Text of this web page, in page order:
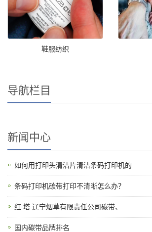
鞋服纺织
导航栏目
新闻中心
如何用打印头清洁片清洁条码打印机的
条码打印机碳带打印不清晰怎么办？
红 塔 辽宁烟草有限责任公司碳带、
国内碳带品牌排名